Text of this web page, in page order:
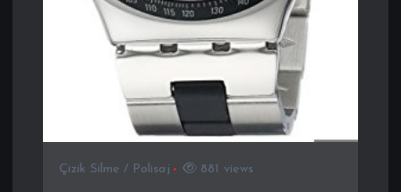
Çizik Silme / Polisaj 881 views